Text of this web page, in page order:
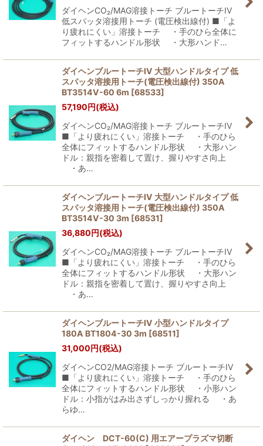
ダイヘンCO₂/MAG溶接トーチ ブルートーチIV
低スパッタ溶接用トーチ (電圧検出線付) ■「よ
り疲れにくい」溶接トーチ ・手のひら全体に
フィットするハンドル形状 ・大形ハンド…
ダイヘンブルートーチIV 大型ハンドルタイプ 低
スパッタ溶接用トーチ(電圧検出線付) 350A
BT3514V-60 6m [68533]
57,190円(税込)
ダイヘンCO₂/MAG溶接トーチ ブルートーチIV
■「より疲れにくい」溶接トーチ ・手のひら
全体にフィットするハンドル形状 ・大形ハン
ドル：親指を密着して置け、握りやすさ向上
・あ…
ダイヘンブルートーチIV 大型ハンドルタイプ 低
スパッタ溶接用トーチ(電圧検出線付) 350A
BT3514V-30 3m [68531]
36,880円(税込)
ダイヘンCO₂/MAG溶接トーチ ブルートーチIV
■「より疲れにくい」溶接トーチ ・手のひら
全体にフィットするハンドル形状 ・大形ハン
ドル：親指を密着して置け、握りやすさ向上
・あ…
ダイヘンブルートーチIV 小型ハンドルタイプ
180A BT1804-30 3m [68511]
31,000円(税込)
ダイヘンCO2/MAG溶接トーチ ブルートーチIV
■「より疲れにくい」溶接トーチ ・手のひら
全体にフィットするハンドル形状 ・小形ハン
ドル：小指がはみ出さずしっかり握れる ・あ
らゆ…
ダイヘン DCT-60(C) 用エアープラズマ切断